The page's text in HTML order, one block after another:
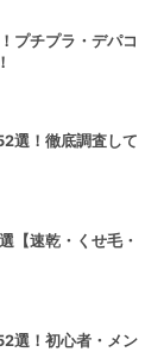
プチプラ・デパコ
選！徹底調査して
【速乾・くせ毛・
選！初心者・メン